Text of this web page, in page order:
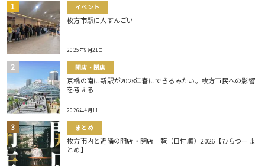
イベント
枚方市駅に人すんごい
2025年9月21日
開店・閉店
京橋の南に新駅が2028年春にできるみたい。枚方市民への影響
を考える
2026年4月11日
まとめ
枚方市内と近隣の開店・閉店一覧（日付順）2026【ひらつーま
とめ】